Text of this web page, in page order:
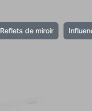
Reflets de miroir